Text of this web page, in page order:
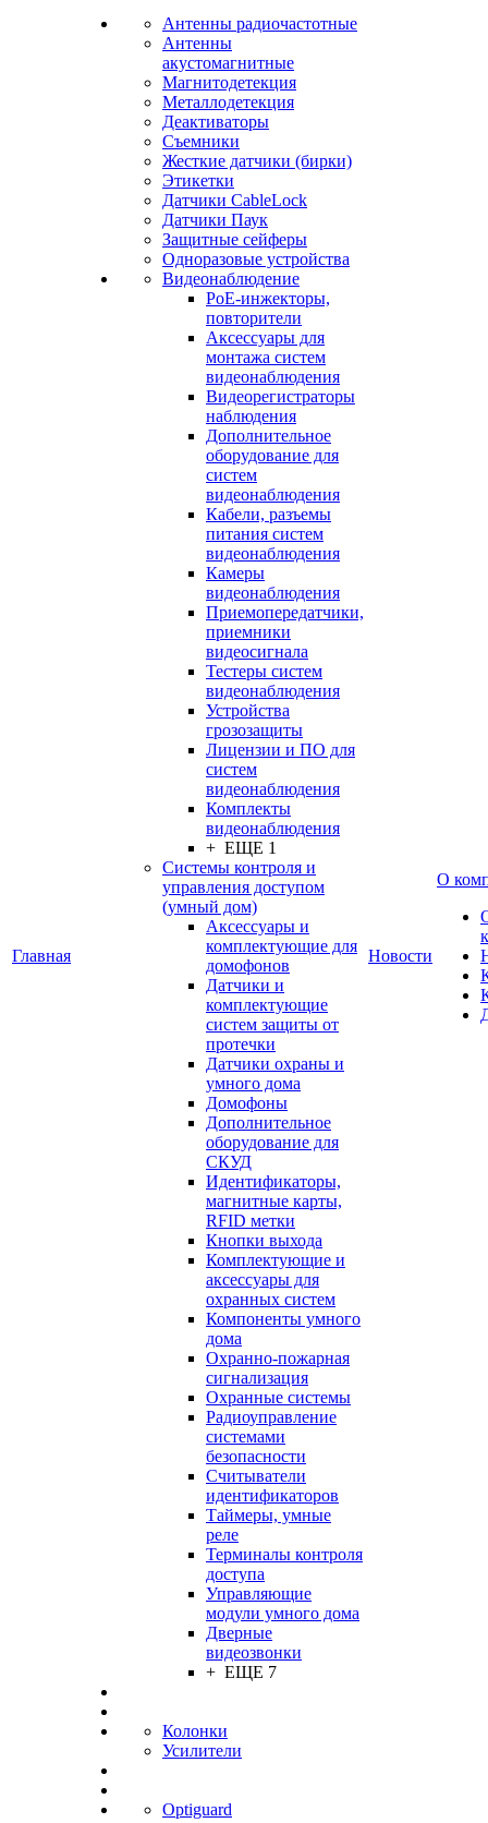
Главная
Антенны радиочастотные
Антенны
акустомагнитные
Магнитодетекция
Металлодетекция
Деактиваторы
Съемники
Жесткие датчики (бирки)
Этикетки
Датчики CableLock
Датчики Паук
Защитные сейферы
Одноразовые устройства
Видеонаблюдение
PoE-инжекторы,
повторители
Аксессуары для
монтажа систем
видеонаблюдения
Видеорегистраторы
наблюдения
Дополнительное
оборудование для
систем
видеонаблюдения
Кабели, разъемы
питания систем
видеонаблюдения
Камеры
видеонаблюдения
Приемопередатчики,
приемники
видеосигнала
Тестеры систем
видеонаблюдения
Устройства
грозозащиты
Лицензии и ПО для
систем
видеонаблюдения
Комплекты
видеонаблюдения
+ ЕЩЕ 1
Системы контроля и
управления доступом
(умный дом)
Аксессуары и
комплектующие для
домофонов
Датчики и
комплектующие
систем защиты от
протечки
Датчики охраны и
умного дома
Домофоны
Дополнительное
оборудование для
СКУД
Идентификаторы,
магнитные карты,
RFID метки
Кнопки выхода
Комплектующие и
аксессуары для
охранных систем
Компоненты умного
дома
Охранно-пожарная
сигнализация
Охранные системы
Радиоуправление
системами
безопасности
Считыватели
идентификаторов
Таймеры, умные
реле
Терминалы контроля
доступа
Управляющие
модули умного дома
Дверные
видеозвонки
+ ЕЩЕ 7
Колонки
Усилители
Optiguard
Новости
О